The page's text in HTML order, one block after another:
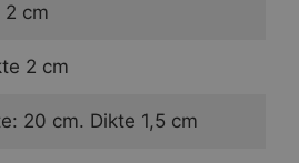
cm
2 cm
20 cm. Dikte 1,5 cm